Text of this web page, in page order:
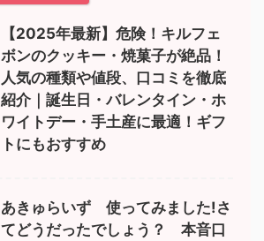
【2025年最新】危険！キルフェ
ボンのクッキー・焼菓子が絶品！
人気の種類や値段、口コミを徹底
紹介｜誕生日・バレンタイン・ホ
ワイトデー・手土産に最適！ギフ
トにもおすすめ
あきゅらいず 使ってみました!さ
てどうだったでしょう？ 本音口